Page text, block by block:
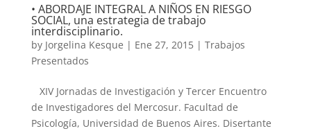
• ABORDAJE INTEGRAL A NIÑOS EN RIESGO
SOCIAL, una estrategia de trabajo
interdisciplinario.
by Jorgelina Kesque | Ene 27, 2015| Trabajos
Presentados
XIV Jornadas de Investigación y Tercer Encuentro
de Investigadores del Mercosur. Facultad de
Psicología, Universidad de Buenos Aires. Disertante